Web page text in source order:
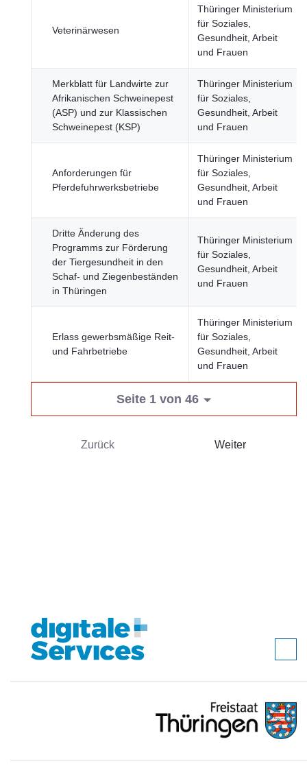
Veterinärwesen
Thüringer Ministerium
für Soziales,
Gesundheit, Arbeit
und Frauen
Merkblatt für Landwirte zur
Afrikanischen Schweinepest
(ASP) und zur Klassischen
Schweinepest (KSP)
Thüringer Ministerium
für Soziales,
Gesundheit, Arbeit
und Frauen
Anforderungen für
Pferdefuhrwerksbetriebe
Thüringer Ministerium
für Soziales,
Gesundheit, Arbeit
und Frauen
Dritte Änderung des
Programms zur Förderung
der Tiergesundheit in den
Schaf- und Ziegenbeständen
in Thüringen
Thüringer Ministerium
für Soziales,
Gesundheit, Arbeit
und Frauen
Erlass gewerbsmäßige Reit-
und Fahrbetriebe
Thüringer Ministerium
für Soziales,
Gesundheit, Arbeit
und Frauen
Seite 1 von 46
Zurück Weiter